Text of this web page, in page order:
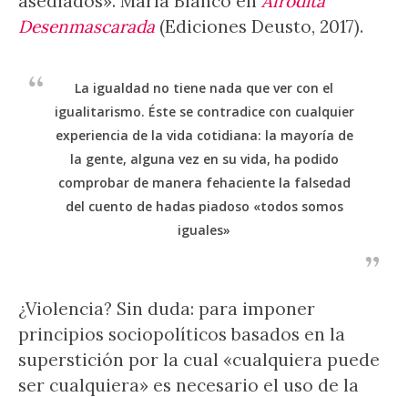
Desenmascarada (Ediciones Deusto, 2017).
La igualdad no tiene nada que ver con el
igualitarismo. Éste se contradice con cualquier
experiencia de la vida cotidiana: la mayoría de
la gente, alguna vez en su vida, ha podido
comprobar de manera fehaciente la falsedad
del cuento de hadas piadoso «todos somos
iguales»
¿Violencia? Sin duda: para imponer
principios sociopolíticos basados en la
superstición por la cual «cualquiera puede
ser cualquiera» es necesario el uso de la